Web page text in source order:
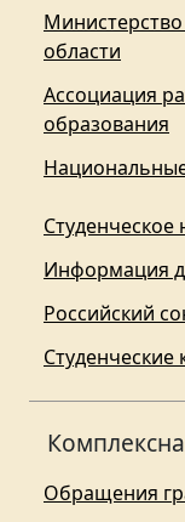
области
Ассоциация
образования
Информация
Российский
Студенческие
Обращения